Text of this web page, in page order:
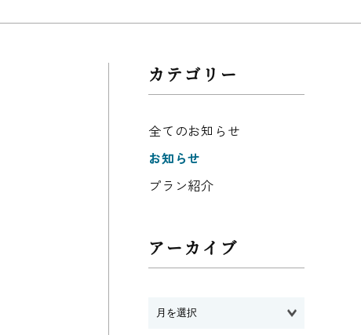
カテゴリー
全てのお知らせ
お知らせ
プラン紹介
アーカイブ